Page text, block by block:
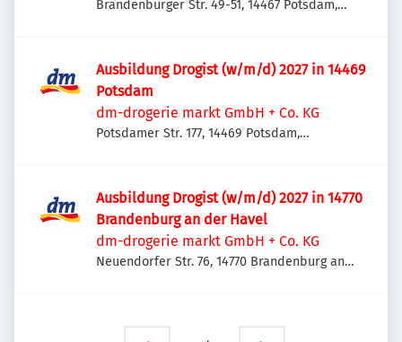
Brandenburger Str. 49-51, 14467 Potsdam,
Ausbildung Drogist (w/m/d) 2027 in 14469
Potsdam
dm-drogerie markt GmbH + Co. KG
Potsdamer Str. 177, 14469 Potsdam,
Ausbildung Drogist (w/m/d) 2027 in 14770
Brandenburg an der Havel
dm-drogerie markt GmbH + Co. KG
Neuendorfer Str. 76, 14770 Brandenburg an